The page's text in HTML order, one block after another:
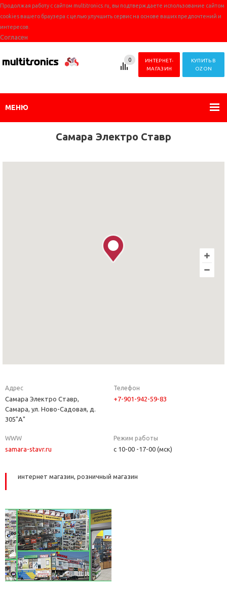
Продолжая работу с сайтом multitronics.ru, вы подтверждаете использование сайтом
cookies вашего браузера с целью улучшить сервис на основе ваших предпочтений и
интересов.
Согласен
КУПИТЬ В
OZON
ИНТЕРНЕТ-
МАГАЗИН
0
МЕНЮ
Самара Электро Ставр
Адрес
Самара Электро Ставр,
Самара, ул. Ново-Садовая, д.
305"А"
Телефон
+7-901-942-59-83
WWW
samara-stavr.ru
Режим работы
с 10-00 -17-00 (мск)
интернет магазин, розничный магазин